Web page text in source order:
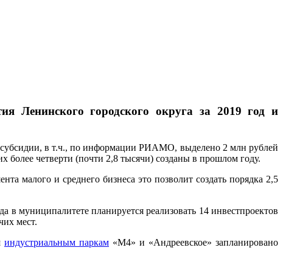
Ленинского городского округа за 2019 год и
субсидии, в т.ч., по информации РИАМО, выделено 2 млн рублей
четверти (почти 2,8 тысячи) созданы в прошлом году.
малого и среднего бизнеса это позволит создать порядка 2,5
муниципалитете планируется реализовать 14 инвестпроектов
мест.
индустриальным паркам «М4» и «Андреевское» запланировано